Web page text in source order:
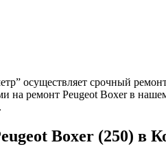
осуществляет срочный
на ремонт Peugeot Boxer в
Boxer (250) в